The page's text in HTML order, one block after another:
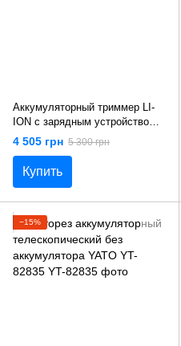
Аккумуляторный триммер LI-
ION с зарядным устройством
YATO YT-82830
4 505 грн 5 300 грн
Купить
−15%